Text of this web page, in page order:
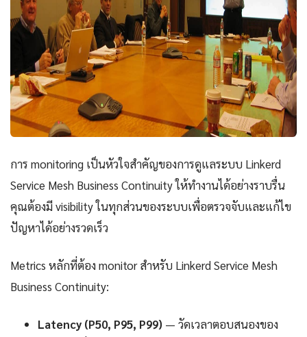
การ monitoring เป็นหัวใจสำคัญของการดูแลระบบ Linkerd
Service Mesh Business Continuity ให้ทำงานได้อย่างราบรื่น
คุณต้องมี visibility ในทุกส่วนของระบบเพื่อตรวจจับและแก้ไข
ปัญหาได้อย่างรวดเร็ว
Metrics หลักที่ต้อง monitor สำหรับ Linkerd Service Mesh
Business Continuity:
Latency (P50, P95, P99) — วัดเวลาตอบสนองของ